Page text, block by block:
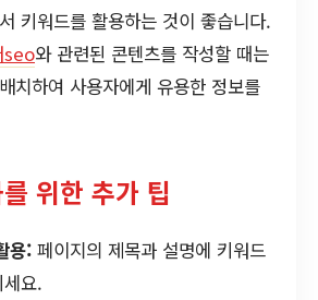
키워드를 활용하는 것이 좋습니다.
seo와 관련된 콘텐츠를 작성할 때는
치하여 사용자에게 유용한 정보를
위한 추가 팁
용: 페이지의 제목과 설명에 키워드
요.